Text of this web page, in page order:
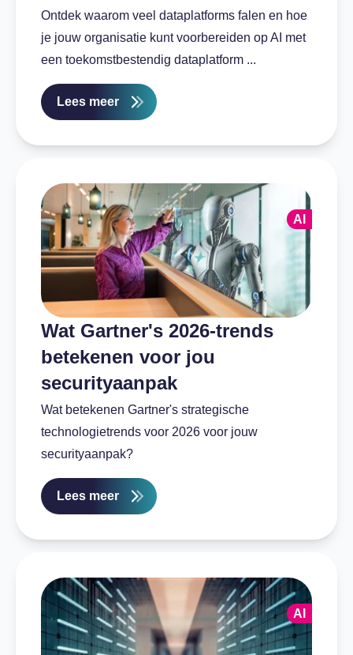
Ontdek waarom veel dataplatforms falen en hoe
je jouw organisatie kunt voorbereiden op AI met
een toekomstbestendig dataplatform ...
Lees meer
Wat Gartner's 2026-trends
betekenen voor jou
securityaanpak
Wat betekenen Gartner's strategische
technologietrends voor 2026 voor jouw
securityaanpak?
Lees meer
AI
AI